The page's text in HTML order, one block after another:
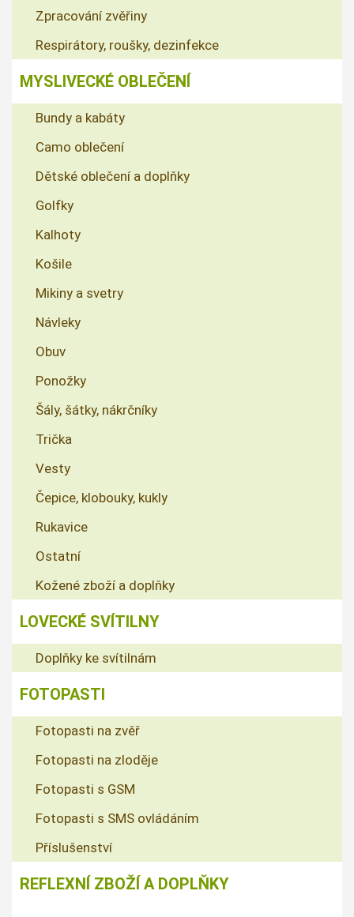
Zpracování zvěřiny
Respirátory, roušky, dezinfekce
MYSLIVECKÉ OBLEČENÍ
Bundy a kabáty
Camo oblečení
Dětské oblečení a doplňky
Golfky
Kalhoty
Košile
Mikiny a svetry
Návleky
Obuv
Ponožky
Šály, šátky, nákrčníky
Trička
Vesty
Čepice, klobouky, kukly
Rukavice
Ostatní
Kožené zboží a doplňky
LOVECKÉ SVÍTILNY
Doplňky ke svítilnám
FOTOPASTI
Fotopasti na zvěř
Fotopasti na zloděje
Fotopasti s GSM
Fotopasti s SMS ovládáním
Příslušenství
REFLEXNÍ ZBOŽÍ A DOPLŇKY